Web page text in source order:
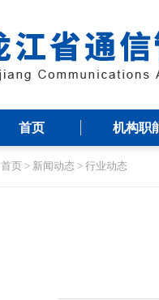
首页 机构职
首页 > 新闻动态 > 行业动态